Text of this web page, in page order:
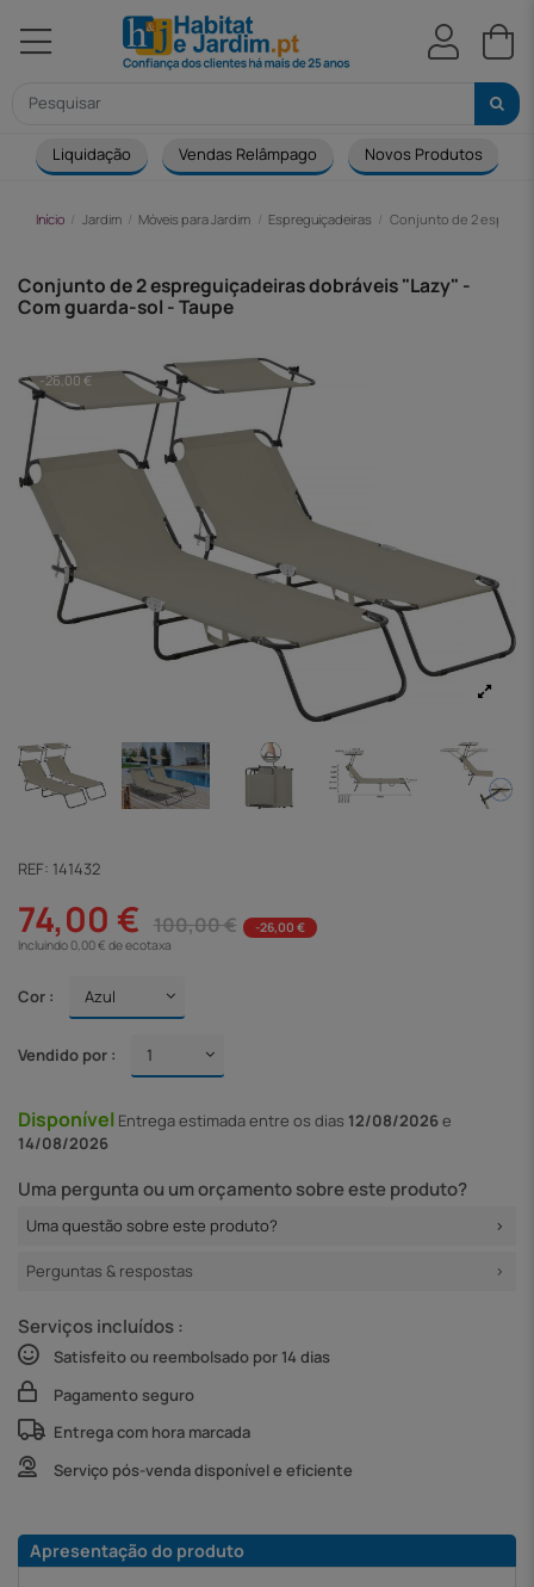
Liquidação Vendas Relâmpago Novos Produtos
Início Jardim Móveis para Jardim Espreguiçadeiras Conjunto de 2
Conjunto de 2 espreguiçadeiras dobráveis "Lazy" -
Com guarda-sol - Taupe
-26,00 €
REF: 141432
74,00 € 100,00 €
-26,00 €
Incluindo 0,00 € de ecotaxa
Cor :
Vendido por :
Disponível Entregaestimada entre os dias 12/08/2026e
14/08/2026
Uma pergunta ou um orçamento sobre este produto?
Uma questão sobre este produto?
Perguntas & respostas
Serviços incluídos :
Satisfeito ou reembolsado por 14 dias
Pagamento seguro
Entrega com hora marcada
Serviço pós-venda disponível e eficiente
Apresentação do produto